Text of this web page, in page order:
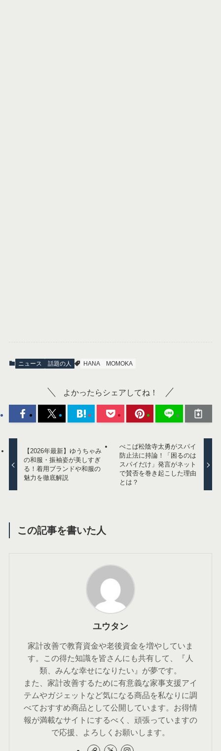
ニュース 話題の人 HANA MOMOKA
よかったらシェアしてね！
【2026年最新】ゆうちゃみ
の和服・振袖姿が美しすぎ
る！着用ブランドや和服の
魅力を徹底解説
ぺこぱ松陰寺太勇がスパイ
防止法に持論！「困るのは
スパイだけ」発言がネット
で賛否を巻き起こした理由
とは？
この記事を書いた人
ユウタン
家計改善で教育資金や老後資金を増やしていま
す。この得た知識を皆さんにも共有して、『人
類、みんな幸せになりたい』が夢です。
また、家計改善するために有意義な家事支援アイ
テムやガジェットなど気になる商品を私なりに調
べておすすめ商品として公開しています。お得情
報が満載なサイトにするべく、頑張っていますの
で応援、よろしくお願いします。